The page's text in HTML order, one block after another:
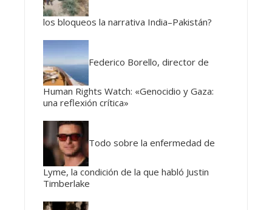
los bloqueos la narrativa India–Pakistán?
Federico Borello, director de
Human Rights Watch: «Genocidio y Gaza:
una reflexión crítica»
Todo sobre la enfermedad de
Lyme, la condición de la que habló Justin
Timberlake